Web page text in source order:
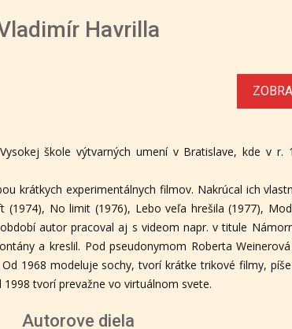
Havrilla
škole výtvarných umení v Bratislave, kde v r.
krátkych experimentálnych filmov. Nakrúcal ich
(1974), No limit (1976), Lebo veľa hrešila (1977),
autor pracoval aj s videom napr. v titule
a kreslil. Pod pseudonymom Roberta
1968 modeluje sochy, tvorí krátke trikové filmy,
tvorí prevažne vo virtuálnom svete.
Autorove diela